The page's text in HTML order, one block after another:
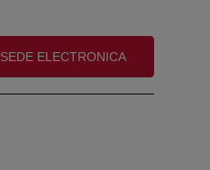
(abre en nueva ventana)
SEDE ELECTRONICA